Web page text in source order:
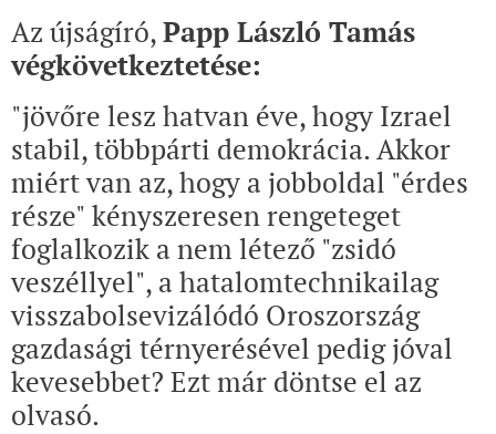
Az újságíró,Papp László Tamás
végkövetkeztetése:
"jövőre lesz hatvan éve, hogy Izrael
stabil, többpárti demokrácia. Akkor
miért van az, hogy a jobboldal "érdes
része" kényszeresen rengeteget
foglalkozik a nem létező "zsidó
veszéllyel", a hatalomtechnikailag
visszabolsevizálódó Oroszország
gazdasági térnyerésével pedig jóval
kevesebbet? Ezt már döntse el az
olvasó.